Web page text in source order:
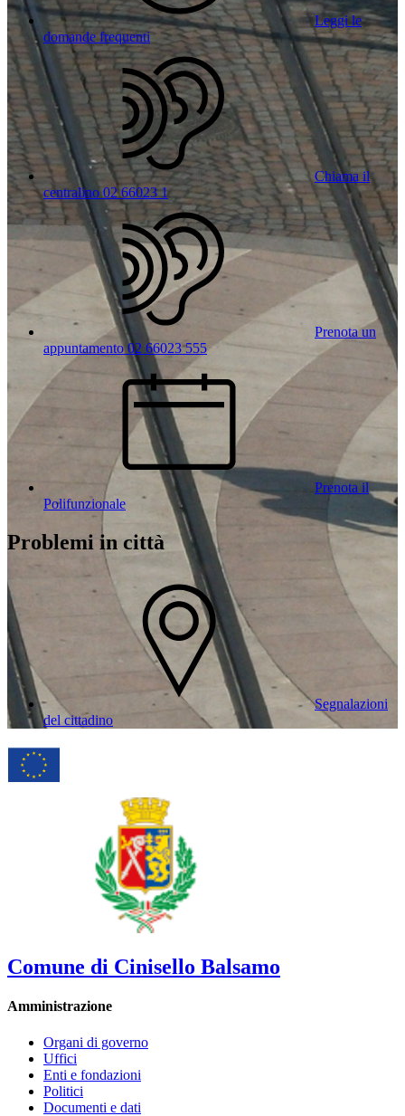
Leggi le
domande frequenti
Chiama il
centralino 02 66023 1
Prenota un
appuntamento 02 66023 555
Prenota il
Polifunzionale
Problemi in città
Segnalazioni
del cittadino
Comune di Cinisello Balsamo
Amministrazione
Organi di governo
Uffici
Enti e fondazioni
Politici
Documenti e dati